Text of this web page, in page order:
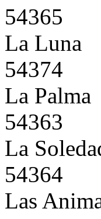
54365
La Luna
54374
La Palma
54363
La
54364
Las